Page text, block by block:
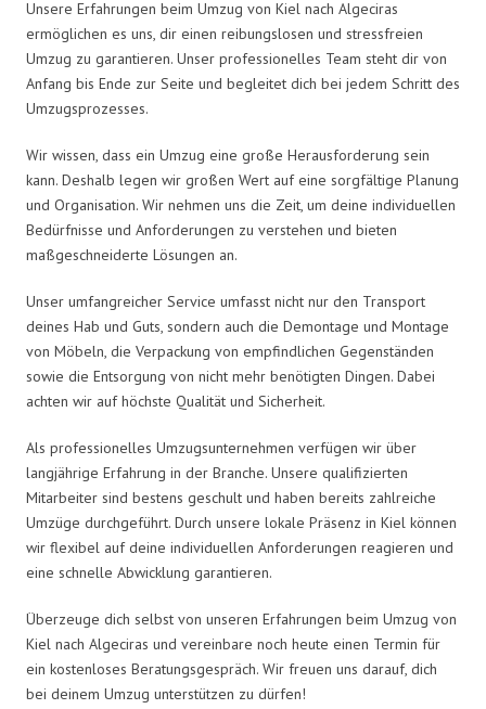
Unsere Erfahrungen beim Umzug von Kiel nach Algeciras
ermöglichen es uns, dir einen reibungslosen und stressfreien
Umzug zu garantieren. Unser professionelles Team steht dir von
Anfang bis Ende zur Seite und begleitet dich bei jedem Schritt des
Umzugsprozesses.
Wir wissen, dass ein Umzug eine große Herausforderung sein
kann. Deshalb legen wir großen Wert auf eine sorgfältige Planung
und Organisation. Wir nehmen uns die Zeit, um deine individuellen
Bedürfnisse und Anforderungen zu verstehen und bieten
maßgeschneiderte Lösungen an.
Unser umfangreicher Service umfasst nicht nur den Transport
deines Hab und Guts, sondern auch die Demontage und Montage
von Möbeln, die Verpackung von empfindlichen Gegenständen
sowie die Entsorgung von nicht mehr benötigten Dingen. Dabei
achten wir auf höchste Qualität und Sicherheit.
Als professionelles Umzugsunternehmen verfügen wir über
langjährige Erfahrung in der Branche. Unsere qualifizierten
Mitarbeiter sind bestens geschult und haben bereits zahlreiche
Umzüge durchgeführt. Durch unsere lokale Präsenz in Kiel können
wir flexibel auf deine individuellen Anforderungen reagieren und
eine schnelle Abwicklung garantieren.
Überzeuge dich selbst von unseren Erfahrungen beim Umzug von
Kiel nach Algeciras und vereinbare noch heute einen Termin für
ein kostenloses Beratungsgespräch. Wir freuen uns darauf, dich
bei deinem Umzug unterstützen zu dürfen!